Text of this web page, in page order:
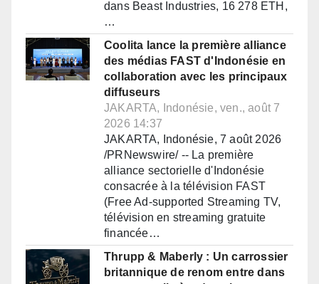
dans Beast Industries, 16 278 ETH,
…
Coolita lance la première alliance
des médias FAST d'Indonésie en
collaboration avec les principaux
diffuseurs
JAKARTA, Indonésie, ven., août 7
2026 14:37
JAKARTA, Indonésie, 7 août 2026
/PRNewswire/ -- La première
alliance sectorielle d'Indonésie
consacrée à la télévision FAST
(Free Ad-supported Streaming TV,
télévision en streaming gratuite
financée…
Thrupp & Maberly : Un carrossier
britannique de renom entre dans